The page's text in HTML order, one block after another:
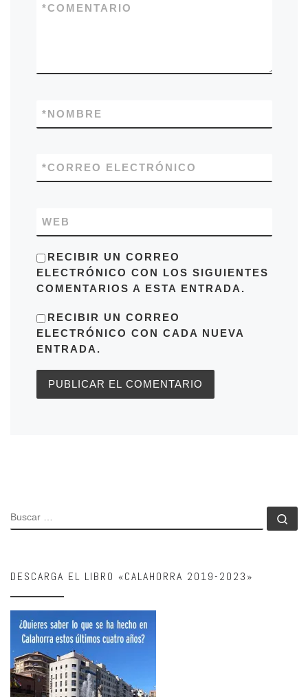
COMENTARIO
*
NOMBRE
*
CORREO ELECTRÓNICO
*
WEB
RECIBIR UN CORREO
ELECTRÓNICO CON LOS SIGUIENTES
COMENTARIOS A ESTA ENTRADA.
RECIBIR UN CORREO
ELECTRÓNICO CON CADA NUEVA
ENTRADA.
BUSCAR
DESCARGA EL LIBRO «CALAHORRA 2019-2023»